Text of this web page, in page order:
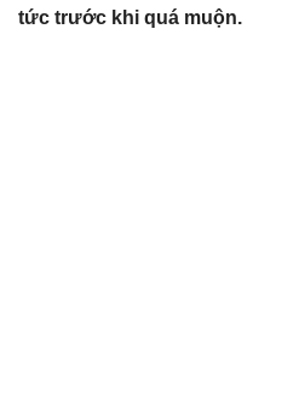
tức trước khi quá muộn.